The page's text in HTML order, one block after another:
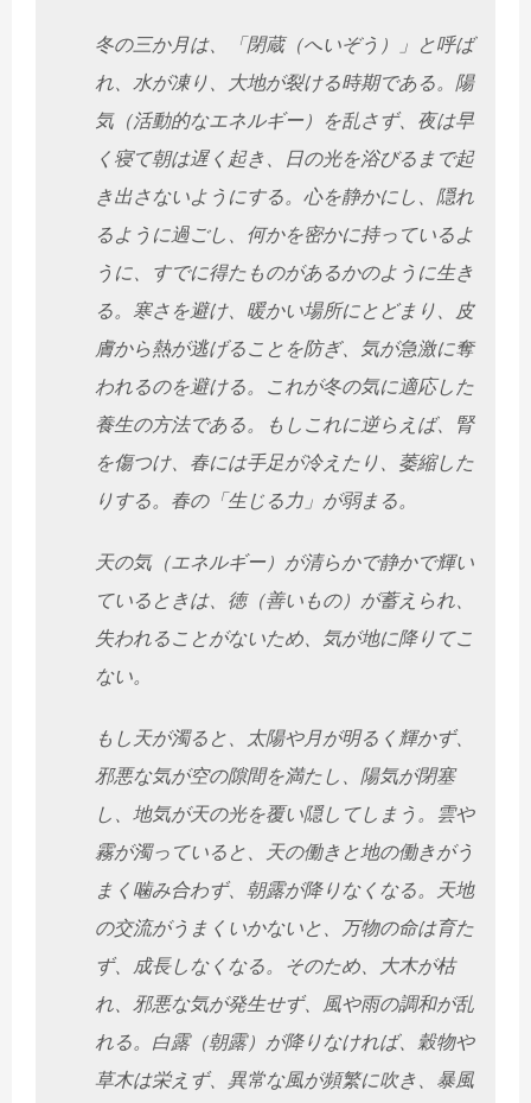
冬の三か月は、「閉蔵（へいぞう）」と呼ば
れ、水が凍り、大地が裂ける時期である。陽
気（活動的なエネルギー）を乱さず、夜は早
く寝て朝は遅く起き、日の光を浴びるまで起
き出さないようにする。心を静かにし、隠れ
るように過ごし、何かを密かに持っているよ
うに、すでに得たものがあるかのように生き
る。寒さを避け、暖かい場所にとどまり、皮
膚から熱が逃げることを防ぎ、気が急激に奪
われるのを避ける。これが冬の気に適応した
養生の方法である。もしこれに逆らえば、腎
を傷つけ、春には手足が冷えたり、萎縮した
りする。春の「生じる力」が弱まる。
天の気（エネルギー）が清らかで静かで輝い
ているときは、徳（善いもの）が蓄えられ、
失われることがないため、気が地に降りてこ
ない。
もし天が濁ると、太陽や月が明るく輝かず、
邪悪な気が空の隙間を満たし、陽気が閉塞
し、地気が天の光を覆い隠してしまう。雲や
霧が濁っていると、天の働きと地の働きがう
まく噛み合わず、朝露が降りなくなる。天地
の交流がうまくいかないと、万物の命は育た
ず、成長しなくなる。そのため、大木が枯
れ、邪悪な気が発生せず、風や雨の調和が乱
れる。白露（朝露）が降りなければ、穀物や
草木は栄えず、異常な風が頻繁に吹き、暴風